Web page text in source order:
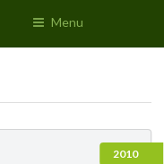
Menu
2010